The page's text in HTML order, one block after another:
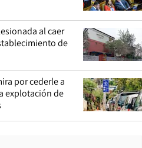
al caer
de
por cederle a
explotación de